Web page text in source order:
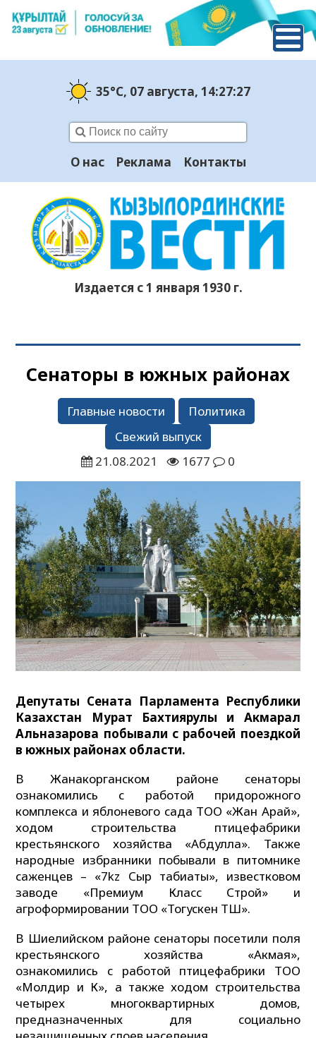
35°C, 07 августа, 14:27:28
О нас Реклама Контакты
Издается с 1 января 1930 г.
Сенаторы в южных районах
Главные новости
Политика
Свежий выпуск
21.08.2021
1677 0
Депутаты Сената Парламента Республики
Казахстан Мурат Бахтиярулы и Акмарал
Альназарова побывали с рабочей поездкой
в южных районах области.
В Жанакорганском районе сенаторы
ознакомились с работой придорожного
комплекса и яблоневого сада ТОО «Жан Арай»,
ходом строительства птицефабрики
крестьянского хозяйства «Абдулла». Также
народные избранники побывали в питомнике
саженцев – «7kz Сыр табиғаты», известковом
заводе «Премиум Класс Строй» и
агроформировании ТОО «Тогускен ТШ».
В Шиелийском районе сенаторы посетили поля
крестьянского хозяйства «Акмая»,
ознакомились с работой птицефабрики ТОО
«Молдир и К», а также ходом строительства
четырех многоквартирных домов,
предназначенных для социально